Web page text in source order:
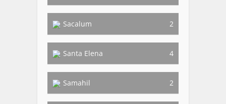
Sacalum 2
Santa Elena 4
Samahil 2